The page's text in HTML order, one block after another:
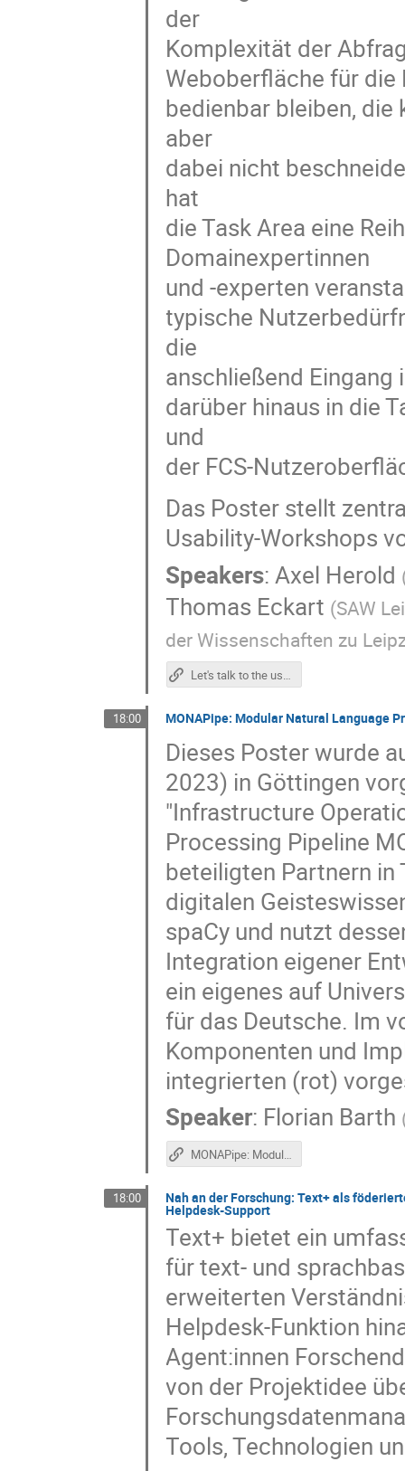
der
Komplexität der
Weboberfläche für
bedienbar bleiben,
aber
dabei nicht
hat
die Task Area eine
Domainexpertinnen
und -experten
typische
die
anschließend Eingang
darüber hinaus in die
und
der FCS-
Das Poster stellt
Usability-Workshops
Speakers:Axel Herold
Thomas Eckart (SAW
der Wissenschaften zu
Let's talk to the users: Usability-Workshops zur nutzerorientierten Weiterentwicklung der FCS (Poster)
18:00 MONAPipe: Modular Natural Language
Dieses Poster wurde
2023) in Göttingen
"Infrastructure
Processing Pipeline
beteiligten Partnern in
digitalen
spaCy und nutzt
Integration eigener
ein eigenes auf
für das Deutsche. Im
Komponenten und
integrierten (rot)
Speaker: Florian Barth
MONAPipe: Modular Natural Language Processing Pipeline for Digital Humanities (Poster)
18:00 Nah an der Forschung: Text+ als
Helpdesk-Support
Text+ bietet ein
für text- und
erweiterten
Helpdesk-Funktion
Agent:innen
von der Projektidee
Tools, Technologien